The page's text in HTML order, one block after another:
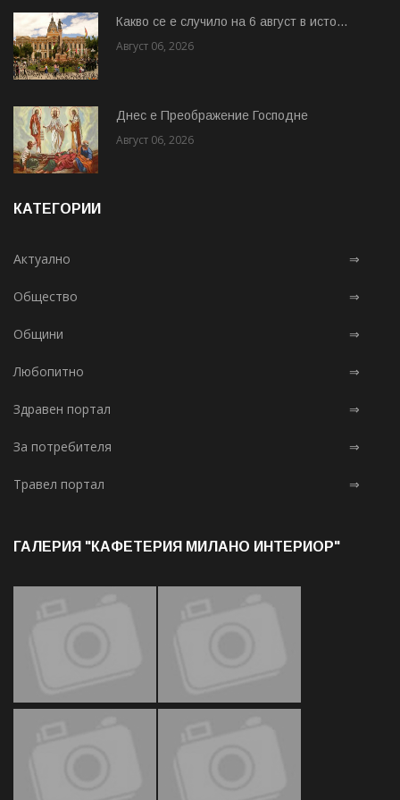
Какво се е случило на 6 август в исто...
Август 06, 2026
Днес е Преображение Господне
Август 06, 2026
КАТЕГОРИИ
Актуално ⇒
Общество ⇒
Общини ⇒
Любопитно ⇒
Здравен портал ⇒
За потребителя ⇒
Травел портал ⇒
ГАЛЕРИЯ "КАФЕТЕРИЯ МИЛАНО ИНТЕРИОР"